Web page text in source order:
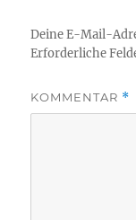
Deine E-Mail-
Erforderliche
KOMMENTAR *